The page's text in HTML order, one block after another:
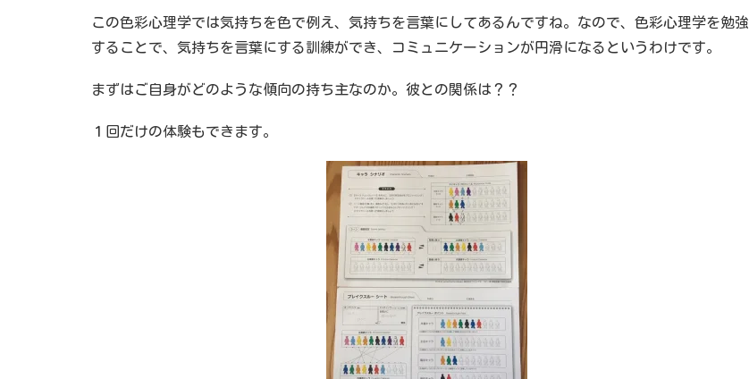
この色彩心理学では気持ちを色で例え、気持ちを言葉にしてあるんですね。なので、色彩心理学を勉強
することで、気持ちを言葉にする訓練ができ、コミュニケーションが円滑になるというわけです。
まずはご自身がどのような傾向の持ち主なのか。彼との関係は？？
１回だけの体験もできます。